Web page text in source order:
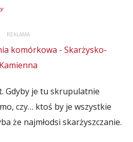
REKLAMA
Gdyby je tu skrupulatnie
czy… ktoś by je wszystkie
że najmłodsi skarżyszczanie.